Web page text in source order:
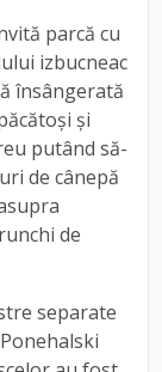
parcă cu
izbucneac
însângerată
şi
putând să-
de cânepă
de
separate